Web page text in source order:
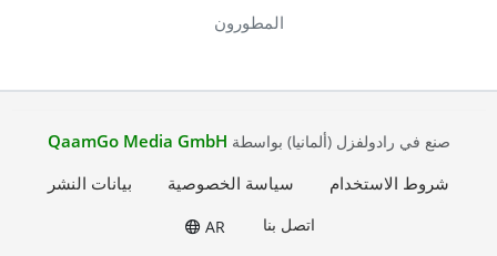
المطورون
صنع في رادولفزل (ألمانيا) بواسطة QaamGo Media GmbH
شروط الاستخدام
سياسة الخصوصية بيانات النشر
اتصل بنا AR